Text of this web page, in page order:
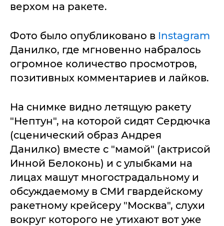
верхом на ракете.
Фото было опубликовано в Instagram
Данилко, где мгновенно набралось
огромное количество просмотров,
позитивных комментариев и лайков.
На снимке видно летящую ракету
"Нептун", на которой сидят Сердючка
(сценический образ Андрея
Данилко) вместе с "мамой" (актрисой
Инной Белоконь) и с улыбками на
лицах машут многострадальному и
обсуждаемому в СМИ гвардейскому
ракетному крейсеру "Москва", слухи
вокруг которого не утихают вот уже